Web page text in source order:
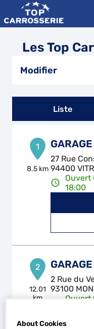
Les Top
Modifier
Liste
1
8.5 km
27 Rue
94400
Ouvert
18:00
2
12.01
km
2 Rue du
93100
Ouvert
About Cookies